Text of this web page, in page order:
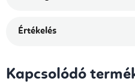
Értékelés
Kapcsolódó